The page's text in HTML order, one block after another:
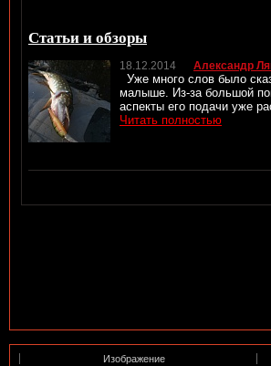
Статьи и обзоры
18.12.2014 Александр
Уже много слов было
малыше. Из-за большой
аспекты его подачи уже
Читать полностью
Изображение